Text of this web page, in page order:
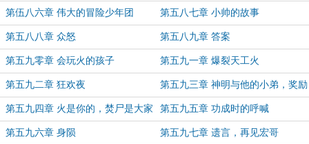
第伍八六章 伟大的冒险少年团 第五八七章 小帅的故事
第五八八章 众怒 第五八九章 答案
第五九零章 会玩火的孩子 第五九一章 爆裂天工火
第五九二章 狂欢夜 第五九三章 神明与他的小弟，奖励
拉满
第五九四章 火是你的，焚尸是大家
的？
第五九五章 功成时的呼喊
第五九六章 身陨 第五九七章 遗言，再见宏哥